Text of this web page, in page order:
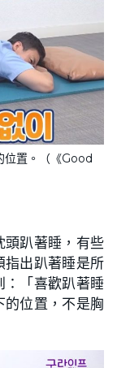
位置。（《Good
頭趴著睡，有些
指出趴著睡是所
：「喜歡趴著睡
的位置，不是胸